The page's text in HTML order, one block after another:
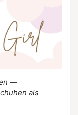
—
als